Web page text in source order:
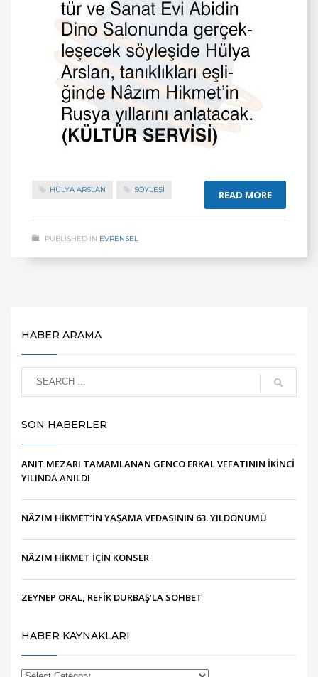
HÜLYA ARSLAN SÖYLEŞİ READ MORE
PUBLISHED IN EVRENSEL
HABER ARAMA
SON HABERLER
ANIT MEZARI TAMAMLANAN GENCO ERKAL VEFATININ İKİNCİ
YILINDA ANILDI
NÂZIM HİKMET’İN YAŞAMA VEDASININ 63. YILDÖNÜMÜ
NÂZIM HİKMET İÇİN KONSER
ZEYNEP ORAL, REFİK DURBAŞ’LA SOHBET
HABER KAYNAKLARI